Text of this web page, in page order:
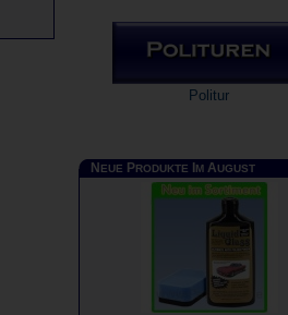
Politur
N EUE PRODUKTE M AUGUST